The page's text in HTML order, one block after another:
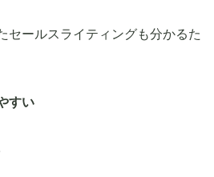
セールスライティングも分かるた
すい